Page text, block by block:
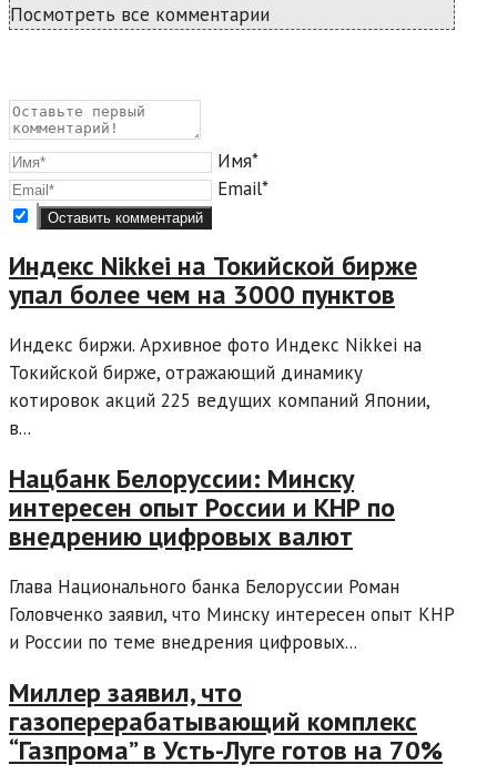
Посмотреть все комментарии
Имя*
Email*
Индекс Nikkei на Токийской бирже
упал более чем на 3000 пунктов
Индекс биржи. Архивное фото Индекс Nikkei на
Токийской бирже, отражающий динамику
котировок акций 225 ведущих компаний Японии,
в...
Нацбанк Белоруссии: Минску
интересен опыт России и КНР по
внедрению цифровых валют
Глава Национального банка Белоруссии Роман
Головченко заявил, что Минску интересен опыт КНР
и России по теме внедрения цифровых...
Миллер заявил, что
газоперерабатывающий комплекс
“Газпрома” в Усть-Луге готов на 70%